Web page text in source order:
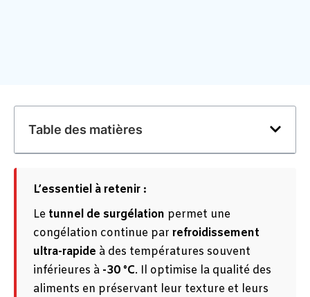
Table des matières
L’essentiel à retenir :
Le tunnel de surgélation permet une
congélation continue par refroidissement
ultra-rapide à des températures souvent
inférieures à -30 °C. Il optimise la qualité des
aliments en préservant leur texture et leurs